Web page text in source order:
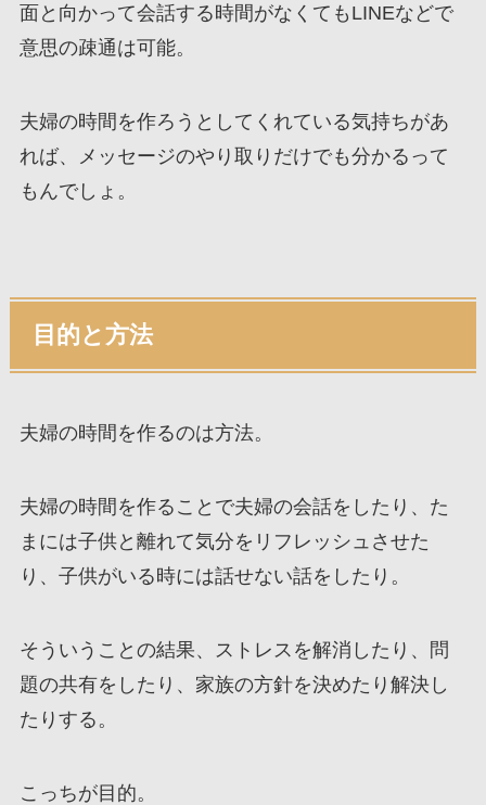
面と向かって会話する時間がなくてもLINEなどで
意思の疎通は可能。
夫婦の時間を作ろうとしてくれている気持ちがあ
れば、メッセージのやり取りだけでも分かるって
もんでしょ。
目的と方法
夫婦の時間を作るのは方法。
夫婦の時間を作ることで夫婦の会話をしたり、た
まには子供と離れて気分をリフレッシュさせた
り、子供がいる時には話せない話をしたり。
そういうことの結果、ストレスを解消したり、問
題の共有をしたり、家族の方針を決めたり解決し
たりする。
こっちが目的。